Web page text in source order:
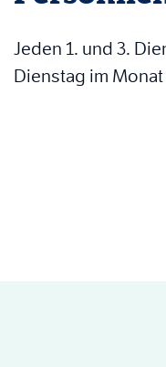
Jeden 1. und 3.
Dienstag im